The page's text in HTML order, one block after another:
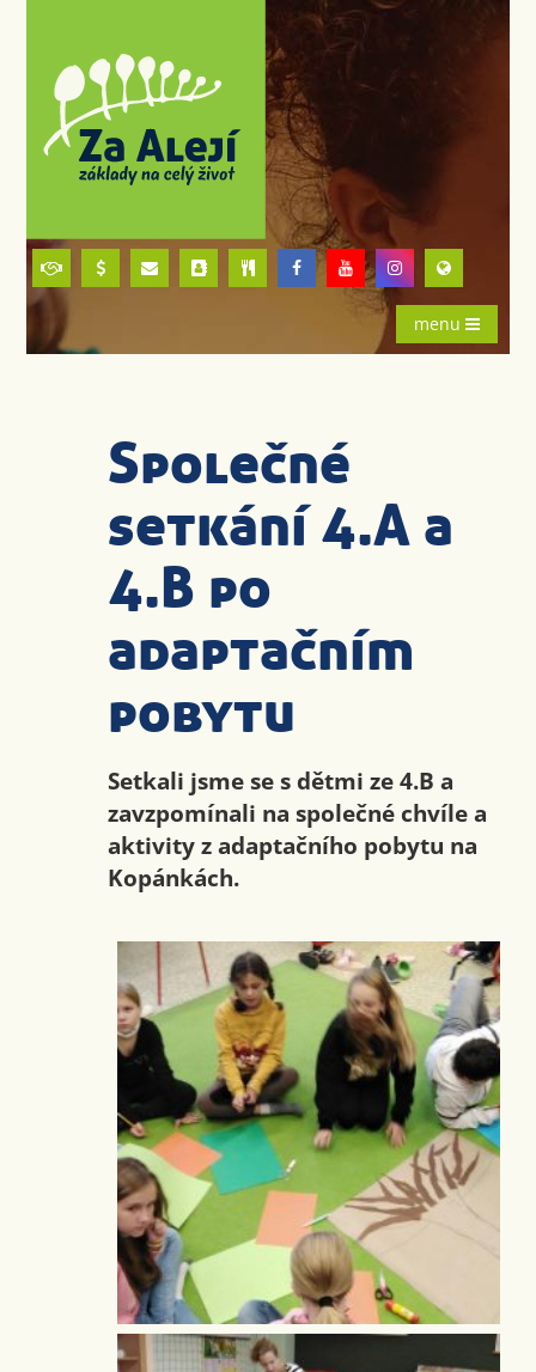
menu
Společné
setkání 4.A a
4.B po
adaptačním
pobytu
Setkali jsme se s dětmi ze 4.B a
zavzpomínali na společné chvíle a
aktivity z adaptačního pobytu na
Kopánkách.